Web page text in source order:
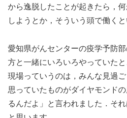
から逸脱したことが起きたら，
しようとか，そういう頭で働くと
愛知県がんセンターの疫学予防
方と一緒にいろいろやっていた
現場っていうのは，みんな見過
思っていたものがダイヤモンド
るんだよ」と言われました．そ